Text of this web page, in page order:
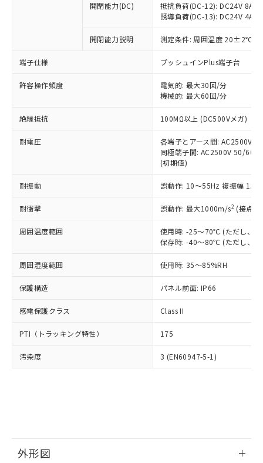
開閉能力(DC)
抵抗負荷(DC-12): DC24V 8A/
誘導負荷(DC-13): DC24V 4A/
開閉能力説明 測定条件: 周囲温度 20±2℃、
端子仕様 プッシュインPlus端子台
許容操作頻度
電気的: 最大30回/分
機械的: 最大60回/分
絶縁抵抗 100MΩ以上 (DC500Vメガ)
耐電圧
各端子とアース間: AC2500V
同極端子間: AC2500V 50/
(初期値)
耐振動 誤動作: 10～55Hz 複振幅
耐衝撃 誤動作: 最大1000m/s2 (接点
周囲温度範囲
使用時: -25～70℃ (ただし、氷
保存時: -40～80℃ (ただし、氷
周囲湿度範囲 使用時: 35～85%RH
保護構造 パネル前面: IP66
感電保護クラス Class II
PTI（トラッキング特性） 175
汚染度 3 (EN60947-5-1)
外形図
以下の条件をお読みいただき、同意のうえ
ご利用ください。
本サービスは、当社制御機器事業取扱
商品の当社在庫状況および標準価格
(税抜)を提供させていただくもので
当社制御機器事業取扱商品の中には、
本サービスの対象外となる商品もある
ことをご了承ください。
在庫状況および標準価格照会結果は、
記載している更新日時点での社内デー
タに基づき作成されるものであり、閲
覧された時点での実際の在庫および標
準価格とは異なる場合があることをご
正式な納期状況および標準価格はお客
様のお取引先、またはお客様担当のオ
ムロン制御機器販売店・当社販売員に
オムロン制御機器販売店や当社販売拠
販売ネットワーク
」をご確認
在庫状況および標準価格結果を当社の
事前の承諾なく第三者に漏洩または開
示しないようお願いします。
マイパーツ機能（部品リスト作成サー
ビス）をご利用いただくには、I-Web
品・サービスに関するお客様との取
対応予定なし：EU RoHS指令（10物質）の
非含有に非対応の商品で、対応品を出す予
調査・確認中：EU RoHS指令（10物質）の
非含有の対応状況を調査中または確認中の
商品です。
非該当品：ライセンス料など無形物で、有
害物質有無と関係のない商品です。
仕入先様の事情により、非含有部品として
いたものが、含有品と判明した場合などや
むを得ず変更することがあります。
鉛(Pb) 1000ppm以下、 水銀(Hg) 1000ppm以下、 カド
六価クロム(Cr(Ⅵ)) 1000ppm以下、ポリ臭化ビフェニル
類(PBB) 1000ppm以下、ポリ臭化ジフェニルエーテル類
ルベンジル（BBP） 1000ppm以下、フタル酸ジブチル
（DBP） 1000ppm以下、フタル酸ジイソブチル
但し、RoHS指令で産業用監視および制御機器に対する
適用除外項目は除く。
フタル酸エステル類の４物質については閾値を超える意
図的な使用がないことを確認しています。
部品在庫の切り替え状況などにより、予定
月が前後することがあります。
「○」：最大均質材料含有率が中国RoHSの
基準値以下であることを示します。
「×」：最大均質材料含有率が中国RoHSの
基準値を超えていることを示します。
「－」：未確認です。当社販売部門へお問
*中国RoHS10物質の基準値 (GB/T26572)：
Pb(鉛) :1000ppm、 Hg(水銀) : 1000ppm、 Cd(カドミウ
Cr(Ⅵ)(六価クロム) : 1000ppm、 PBBs(ポリ臭化ビフェ
ニル類) : 1000ppm、 PBDEs(ポリ臭化ジフェニルエーテ
ル類) : 1000ppm、
DBP(フタル酸ジブチル) : 1000ppm、 DIBP(フタル酸ジ
イソブチル) : 1000ppm、 BBP(フタル酸ブチルベンジ
DEHP(フタル酸ビス(2-エチルヘキシル)) : 1000ppm
「ｅ」：有害物質（10物質）のすべてが基
準値以下であることを示します。
「10」：通常の使用状況下において有害物
質が外部に漏えいし、環境に深刻な影響を
及ぼさない年数を意味します。
当社は、これら貴社製品のうち、外国
為替および外国貿易法に定める商品
（以下｢規制貨物等」という）を輸出
または国外への提供する場合は、日本
国政府の輸出許可(または役務取引許
可)を取得するなどの必要な手続きを
当社は規制貨物を破棄する場合は、完
全に破砕するなど、違法に輸出されな
いよう必要な手段を講じます。
当社は貴社製品を、核兵器、ミサイ
ル、化学兵器、生物兵器またはその他
武器並びにこれらの製造装置等に一切
当社は、貴社製品を第三者に販売する
場合は、上記1、2および3の内容を当
該第三者に通知します。また当社は、
販売先および販売に係わる関係者が違
法に輸出するおそれがある場合は、取
り引きをいたしません。
一定数以上の在庫あり
一定数には満たないが在庫あり
在庫なし(最新の在庫状況につ
いては、お客様のお取引先、ま
たはお客様担当のオムロン制御
機器販売店・当社販売員にご確
受注生産機種、また在庫状況の
情報を公開していない機種